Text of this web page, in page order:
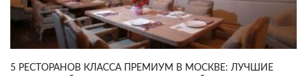
5 РЕСТОРАНОВ КЛАССА ПРЕМИУМ В МОСКВЕ: ЛУЧШИЕ